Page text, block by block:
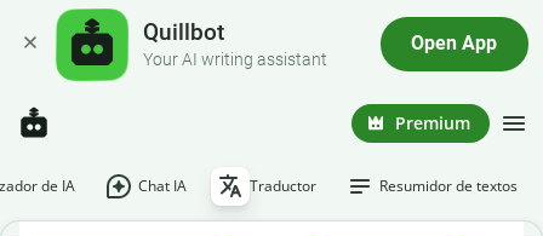
Quillbot
Your AI writing assistant
Open App
Premium
de IA Chat IA Traductor Resumidor de textos